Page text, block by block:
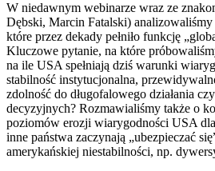
W niedawnym webinarze wraz ze
Dębski, Marcin Fatalski)
które przez dekady pełniło funkcję
Kluczowe pytanie, na które
na ile USA spełniają dziś warunki
stabilność instytucjonalna,
zdolność do długofalowego działania
decyzyjnych? Rozmawialiśmy także o
poziomów erozji wiarygodności USA
inne państwa zaczynają „ubezpieczać
amerykańskiej niestabilności, np.